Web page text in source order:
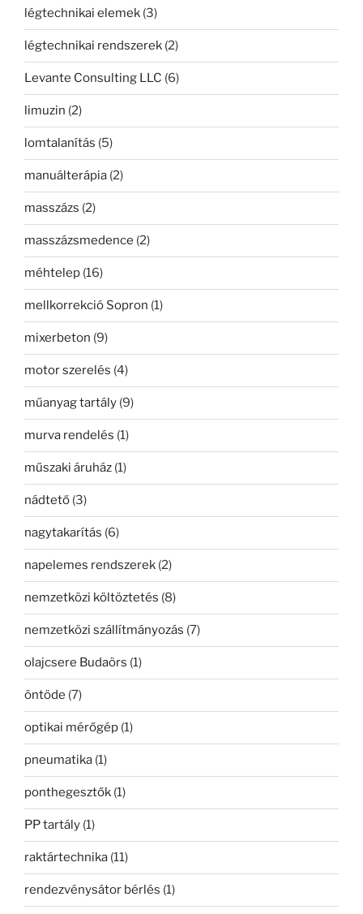
légtechnikai elemek (3)
légtechnikai rendszerek (2)
Levante Consulting LLC (6)
limuzin (2)
lomtalanítás (5)
manuálterápia (2)
masszázs (2)
masszázsmedence (2)
méhtelep (16)
mellkorrekció Sopron (1)
mixerbeton (9)
motor szerelés (4)
műanyag tartály (9)
murva rendelés (1)
műszaki áruház (1)
nádtető (3)
nagytakarítás (6)
napelemes rendszerek (2)
nemzetközi költöztetés (8)
nemzetközi szállítmányozás (7)
olajcsere Budaörs (1)
öntöde (7)
optikai mérőgép (1)
pneumatika (1)
ponthegesztők (1)
PP tartály (1)
raktártechnika (11)
rendezvénysátor bérlés (1)